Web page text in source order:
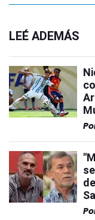
LEÉ ADEMÁS